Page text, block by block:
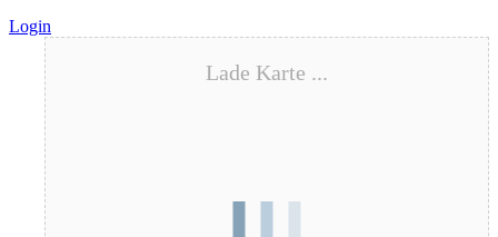
Login
Lade Karte ...